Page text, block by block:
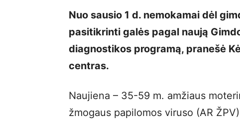
Nuo sausio 1 d. nemokamai dėl
pasitikrinti galės pagal naują
diagnostikos programą, pranešė
centras.
Naujiena – 35-59 m. amžiaus
žmogaus papilomos viruso (AR